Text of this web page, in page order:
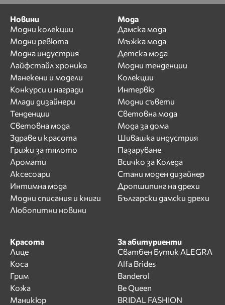
Новини
Модни колекции
Модни ревюта
Модна индустрия
Лайфстайл хроника
Манекени и модели
Конкурси и награди
Млади дизайнери
Тенденции
Световна мода
Здраве и красота
Грижи за тялото
Аромати
Аксесоари
Интимна мода
Модни списания и книги
Любопитни новини
Мода
Дамска мода
Мъжка мода
Детска мода
Модни тенденции
Колекции
Интервю
Модни съвети
Световна мода
Мода за дома
Шивашка индустрия
Пазаруване
Всичко за Коледа
Стани моден дизайнер
Дропшипинг на дрехи
Български дамски дрехи
Красота
Лице
Коса
Грим
Кожа
Маникюр
За абитуриенти
Сватбен Бутик ALEGRA
Alfa Brides
Banderol
Be Queen
BRIDAL FASHION